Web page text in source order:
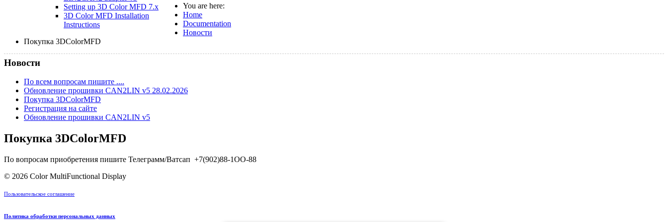
Setting up 3D Color MFD 7.x
3D Color MFD Installation
Instructions
You are here:
Home
Documentation
Новости
Покупка 3DColorMFD
Новости
По всем вопросам пишите ....
Обновление прошивки CAN2LIN v5 28.02.2026
Покупка 3DColorMFD
Регистрация на сайте
Обновление прошивки CAN2LIN v5
Покупка 3DColorMFD
По вопросам приобретения пишите Телеграмм/Ватсап +7(902)88-1ОО-88
© 2026 Color MultiFunctional Display
Пользовательское соглашение
Политика обработки персональных данных